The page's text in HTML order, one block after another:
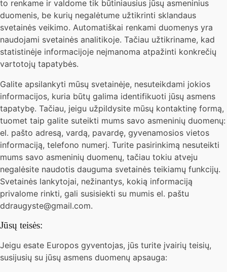
to renkame ir valdome tik būtiniausius jūsų asmeninius
duomenis, be kurių negalėtume užtikrinti sklandaus
svetainės veikimo. Automatiškai renkami duomenys yra
naudojami svetainės analitikoje. Tačiau užtikriname, kad
statistinėje informacijoje neįmanoma atpažinti konkrečių
vartotojų tapatybės.
Galite apsilankyti mūsų svetainėje, nesuteikdami jokios
informacijos, kuria būtų galima identifikuoti jūsų asmens
tapatybę. Tačiau, jeigu užpildysite mūsų kontaktinę formą,
tuomet taip galite suteikti mums savo asmeninių duomenų:
el. pašto adresą, vardą, pavardę, gyvenamosios vietos
informaciją, telefono numerį. Turite pasirinkimą nesuteikti
mums savo asmeninių duomenų, tačiau tokiu atveju
negalėsite naudotis dauguma svetainės teikiamų funkcijų.
Svetainės lankytojai, nežinantys, kokią informaciją
privalome rinkti, gali susisiekti su mumis el. paštu
ddraugyste@gmail.com.
Jūsų teisės:
Jeigu esate Europos gyventojas, jūs turite įvairių teisių,
susijusių su jūsų asmens duomenų apsauga: